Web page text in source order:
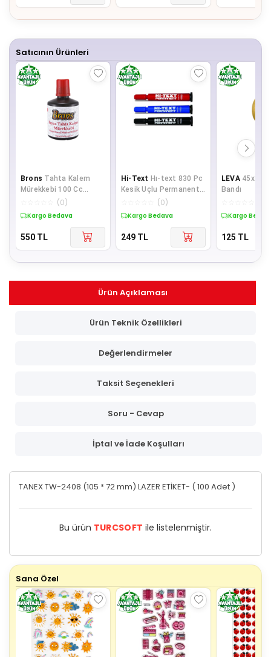
Satıcının Ürünleri
Brons Tahta Kalem
Mürekkebi 100 Cc
Kırmızı Tahta Kalem
(0)
Kargo Bedava
550 TL
Hi-Text Hı-text 830 Pc
Kesik Uçlu Permanent
Marker Koli Kalemi 3
(0)
Kargo Bedava
249 TL
LEVA 45x100
Bandı
Kargo
125 TL
Ürün Açıklaması
Ürün Teknik Özellikleri
Değerlendirmeler
Taksit Seçenekleri
Soru - Cevap
İptal ve İade Koşulları
TANEX TW-2408 (105 * 72 mm) LAZER ETİKET- ( 100 Adet )
Bu ürün TURCSOFT ile listelenmiştir.
Sana Özel